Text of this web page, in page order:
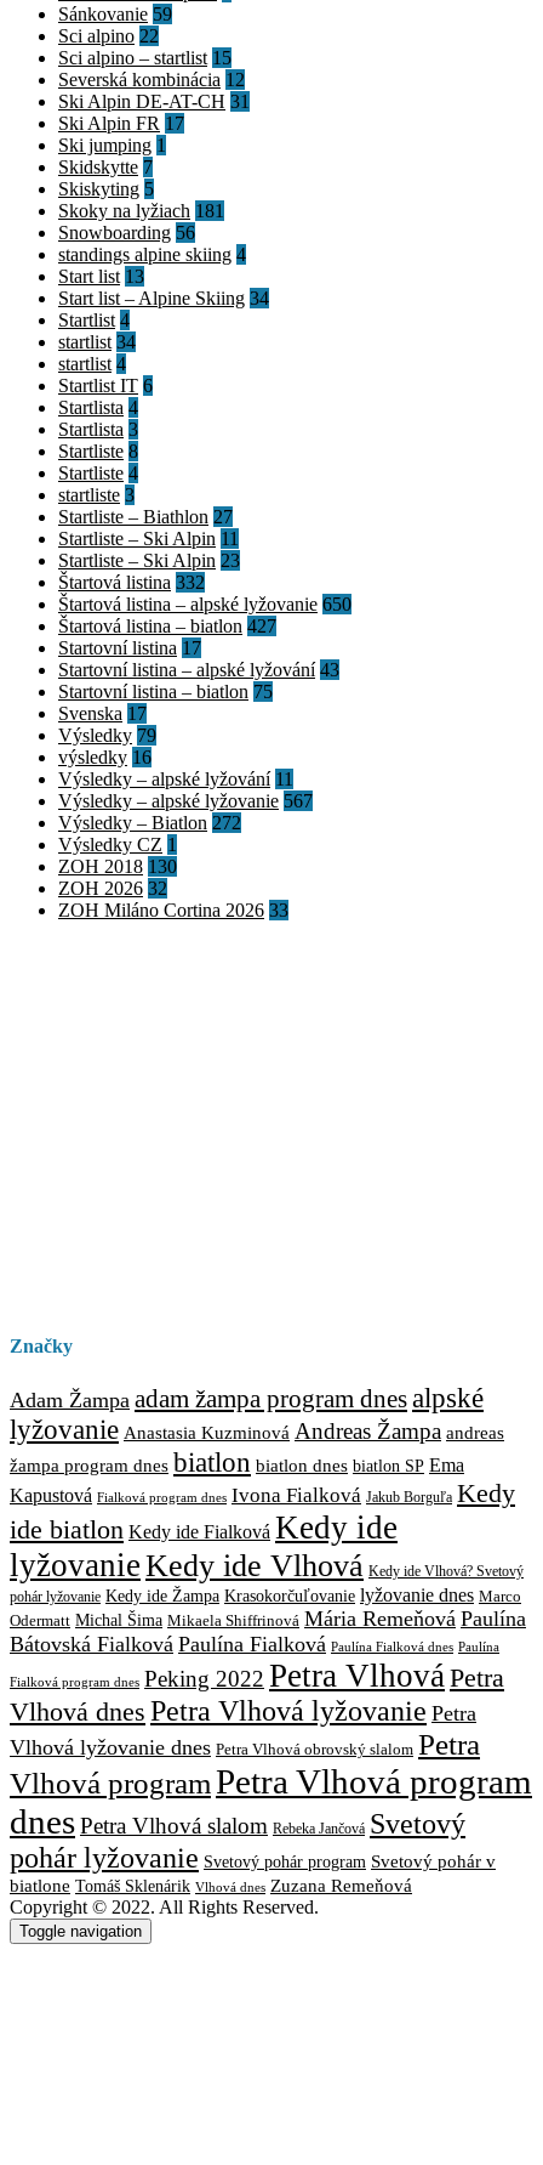
Sánkovanie 59
Sci alpino 22
Sci alpino – startlist 15
Severská kombinácia 12
Ski Alpin DE-AT-CH 31
Ski Alpin FR 17
Ski jumping 1
Skidskytte 7
Skiskyting 5
Skoky na lyžiach 181
Snowboarding 56
standings alpine skiing 4
Start list 13
Start list – Alpine Skiing 34
Startlist 4
startlist 34
startlist 4
Startlist IT 6
Startlista 4
Startlista 3
Startliste 8
Startliste 4
startliste 3
Startliste – Biathlon 27
Startliste – Ski Alpin 11
Startliste – Ski Alpin 23
Štartová listina 332
Štartová listina – alpské lyžovanie 650
Štartová listina – biatlon 427
Startovní listina 17
Startovní listina – alpské lyžování 43
Startovní listina – biatlon 75
Svenska 17
Výsledky 79
výsledky 16
Výsledky – alpské lyžování 11
Výsledky – alpské lyžovanie 567
Výsledky – Biatlon 272
Výsledky CZ 1
ZOH 2018 130
ZOH 2026 32
ZOH Miláno Cortina 2026 33
Značky
Adam Žampa adam žampa program dnesalpské
lyžovanie Anastasia Kuzminová Andreas Žampa andreas
žampa program dnes biatlon biatlon dnes biatlon SP Ema
Kapustová Fialková program dnes Ivona Fialková Jakub Borguľa Kedy
ide biatlon Kedy ide Fialková Kedy ide
lyžovanieKedy ide Vlhová Kedy ide Vlhová? Svetový
pohár lyžovanie Kedy ide Žampa Krasokorčuľovanie lyžovanie dnes Marco
Odermatt Michal Šima Mikaela Shiffrinová Mária Remeňová Paulína
Bátovská Fialková Paulína Fialková Paulína Fialková dnes Paulína
Fialková program dnes Peking 2022 Petra VlhováPetra
Vlhová dnes Petra Vlhová lyžovanie Petra
Vlhová lyžovanie dnes Petra Vlhová obrovský slalom Petra
Vlhová programPetra Vlhová program
dnesPetra Vlhová slalom Rebeka Jančová Svetový
pohár lyžovanie Svetový pohár program Svetový pohár v
biatlone Tomáš Sklenárik Vlhová dnes Zuzana Remeňová
Copyright © 2022. All Rights Reserved.
Toggle navigation